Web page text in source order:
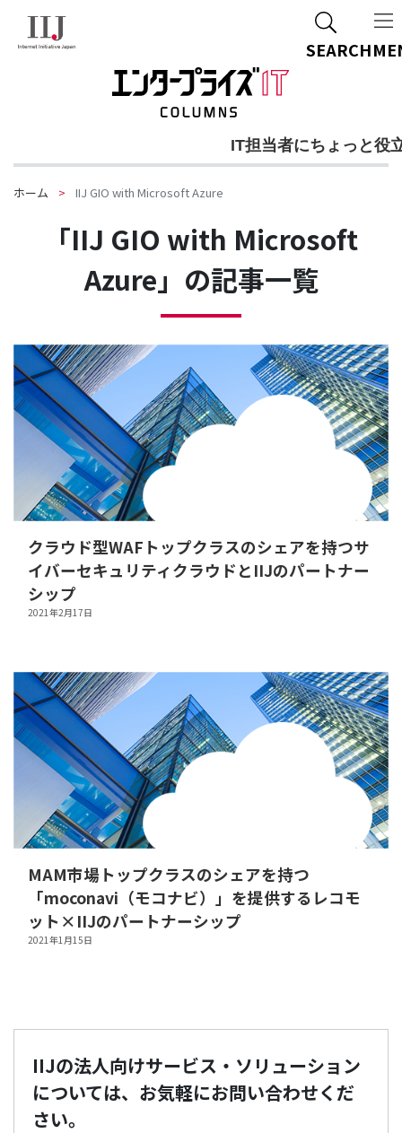
IT担当者にちょっと役
SEARCH
ホーム IIJ GIO with Microsoft Azure
「IIJ GIO with Microsoft
Azure」の記事一覧
クラウド型WAFトップクラスのシェアを持つサ
イバーセキュリティクラウドとIIJのパートナー
シップ
2021年2月17日
MAM市場トップクラスのシェアを持つ
「moconavi（モコナビ）」を提供するレコモ
ット×IIJのパートナーシップ
2021年1月15日
IIJの法人向けサービス・ソリューション
については、お気軽にお問い合わせくだ
さい。